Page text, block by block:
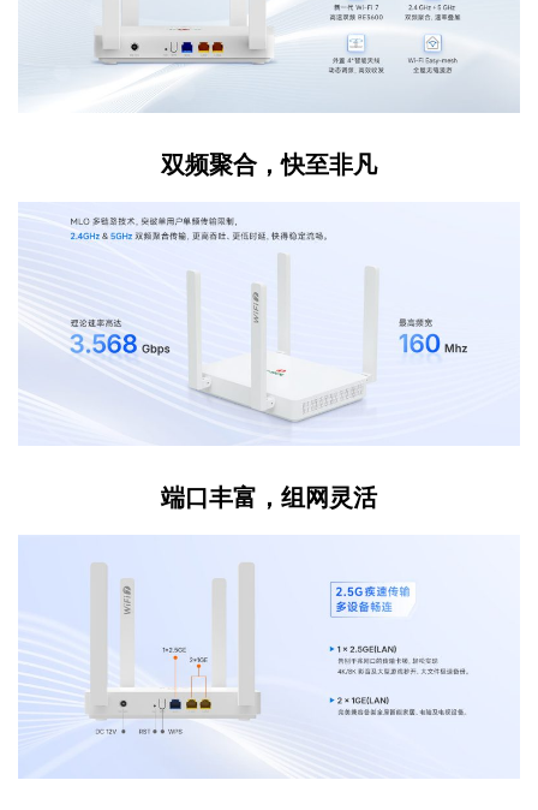
双频聚合，快至非凡
端口丰富，组网灵活